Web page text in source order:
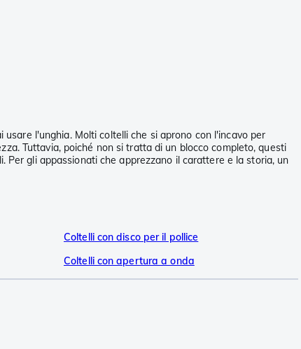
l'unghia. Molti coltelli che si aprono con l'incavo per
Tuttavia, poiché non si tratta di un blocco completo, questi
gli appassionati che apprezzano il carattere e la storia, un
Coltelli con disco per il pollice
Coltelli con apertura a onda